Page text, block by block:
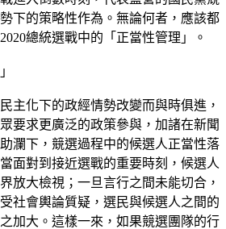
下的策略性作為。無論何者，應該都
總統選戰中的「正當性管理」。
主化下的政經情勢改變而與時俱進，
要求更廣泛的政策參與，加諸在新聞
瀾下，競選過程中的候選人正當性落
面對到接近選戰的重要時刻，候選人
放大檢視；一旦言行之間未能切合，
社會輿論質疑，選民與候選人之間的
加大。這樣一來，如果競選團隊的行